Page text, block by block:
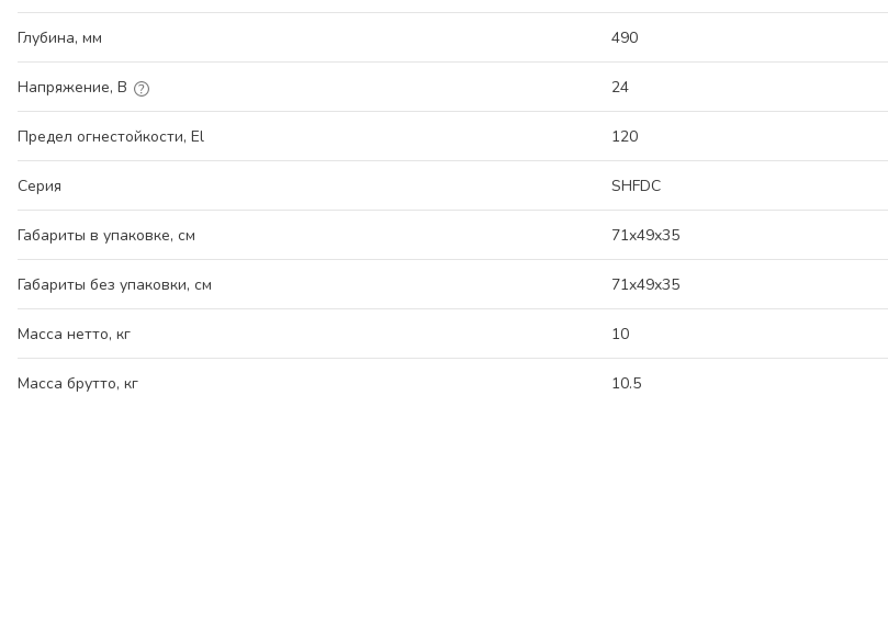
Глубина, мм 490
Напряжение, В 24
Предел огнестойкости, El 120
Серия SHFDC
Габариты в упаковке, см 71x49x35
Габариты без упаковки, см 71x49x35
Масса нетто, кг 10
Масса брутто, кг 10.5